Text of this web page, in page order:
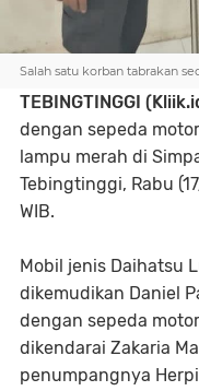
Salah satu korban tabrakan
TEBINGTINGGI
dengan sepeda
lampu merah di
Tebingtinggi, Rabu
WIB.
Mobil jenis Daihatsu
dikemudikan Daniel
dengan sepeda
dikendarai Zakaria
penumpangnya